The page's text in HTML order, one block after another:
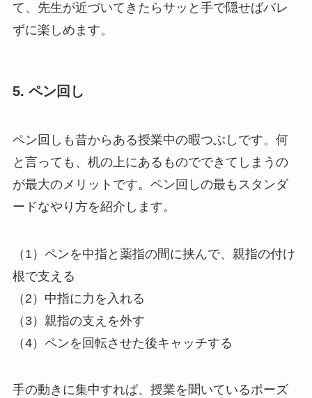
て、先生が近づいてきたらサッと手で隠せばバレ
ずに楽しめます。
5. ペン回し
ペン回しも昔からある授業中の暇つぶしです。何
と言っても、机の上にあるものでできてしまうの
が最大のメリットです。ペン回しの最もスタンダ
ードなやり方を紹介します。
（1）ペンを中指と薬指の間に挟んで、親指の付け
根で支える
（2）中指に力を入れる
（3）親指の支えを外す
（4）ペンを回転させた後キャッチする
手の動きに集中すれば、授業を聞いているポーズ